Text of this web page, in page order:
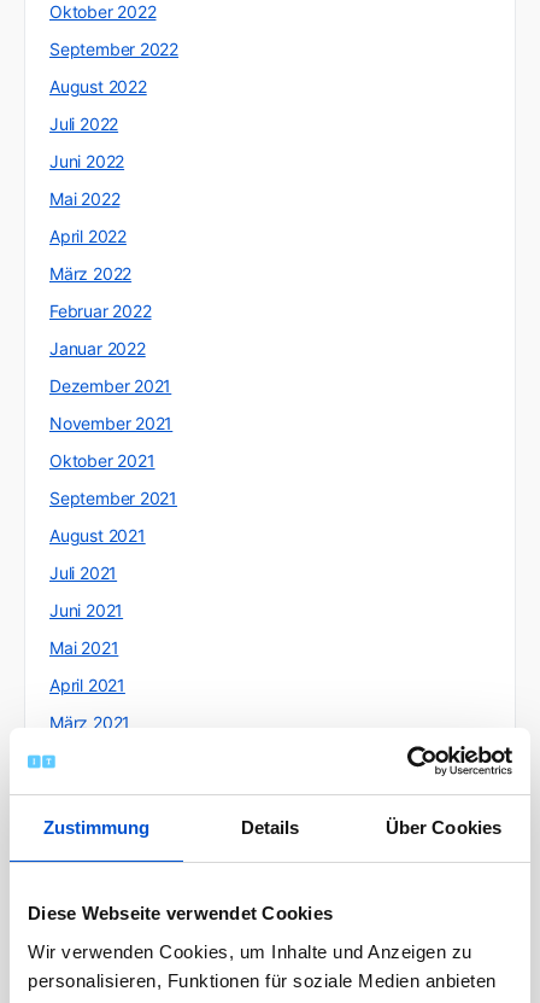
Zustimmung Details Über Cookies
Diese Webseite verwendet Cookies
Wir verwenden Cookies, um Inhalte und Anzeigen zu
personalisieren, Funktionen für soziale Medien anbieten
Oktober 2022
September 2022
August 2022
Juli 2022
Juni 2022
Mai 2022
April 2022
März 2022
Februar 2022
Januar 2022
Dezember 2021
November 2021
Oktober 2021
September 2021
August 2021
Juli 2021
Juni 2021
Mai 2021
April 2021
März 2021
Februar 2021
Januar 2021
Dezember 2020
Oktober 2020
September 2020
August 2020